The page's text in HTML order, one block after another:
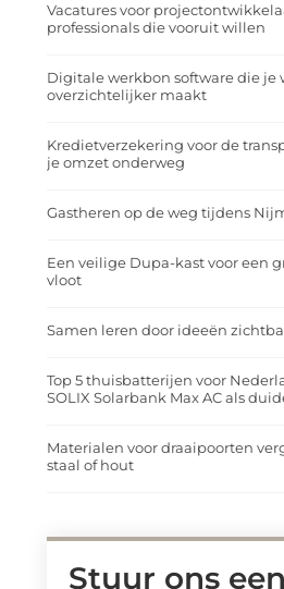
Vacatures voor
professionals die vooruit willen
Digitale werkbon software die je
overzichtelijker maakt
Kredietverzekering voor de
je omzet onderweg
Gastheren op de weg tijdens
Een veilige Dupa-kast voor een
vloot
Samen leren door ideeën
Top 5 thuisbatterijen voor
SOLIX Solarbank Max AC als
Materialen voor draaipoorten
staal of hout
Stuur ons